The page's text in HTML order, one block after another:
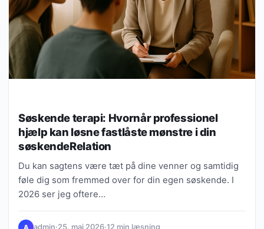
Søskende terapi: Hvornår professionel
hjælp kan løsne fastlåste mønstre i din
søskendeRelation
Du kan sagtens være tæt på dine venner og samtidig
føle dig som fremmed over for din egen søskende. I
2026 ser jeg oftere…
A admin·25. maj 2026·12 min læsning